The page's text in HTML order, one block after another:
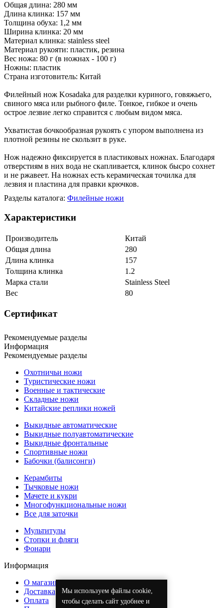
Мы используем файлы cookie,
чтобы сделать сайт удобнее и
Общая длина: 280 мм
Длина клинка: 157 мм
Толщина обуха: 1,2 мм
Ширина клинка: 20 мм
Материал клинка: stainless steel
Материал рукояти: пластик, резина
Вес ножа: 80 г (в ножнах - 100 г)
Ножны: пластик
Страна изготовитель: Китай
Филейный нож Kosadaka для разделки куриного, говяжьего,
свиного мяса или рыбного филе. Тонкое, гибкое и очень
острое лезвие легко справится с любым видом мяса.
Ухватистая бочкообразная рукоять с упором выполнена из
плотной резины не скользит в руке.
Нож надежно фиксируется в пластиковых ножнах. Благодаря
отверстиям в них вода не скапливается, клинок бысро сохнет
и не ржавеет. На ножнах есть керамическая точилка для
лезвия и пластина для правки крючков.
Разделы каталога: Филейные ножи
Характеристики
Производитель
Китай
Общая длина
280
Длина клинка
157
Толщина клинка
1.2
Марка стали
Stainless Steel
Вес
80
Сертификат
Рекомендуемые разделы
Информация
Рекомендуемые разделы
Охотничьи ножи
Туристические ножи
Военные и тактические
Складные ножи
Китайские реплики ножей
Выкидные автоматические
Выкидные полуавтоматические
Выкидные фронтальные
Спортивные ножи
Бабочки (балисонги)
Керамбиты
Тычковые ножи
Мачете и кукри
Многофункциональные ножи
Все для заточки
Мультитулы
Стопки и фляги
Фонари
Информация
О магазине
Доставка
Оплата